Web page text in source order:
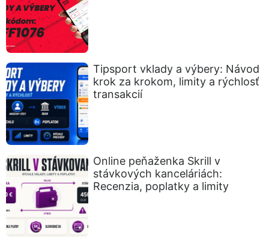
Tipsport vklady a výbery: Návod
krok za krokom, limity a rýchlosť
transakcií
Online peňaženka Skrill v
stávkových kanceláriách:
Recenzia, poplatky a limity